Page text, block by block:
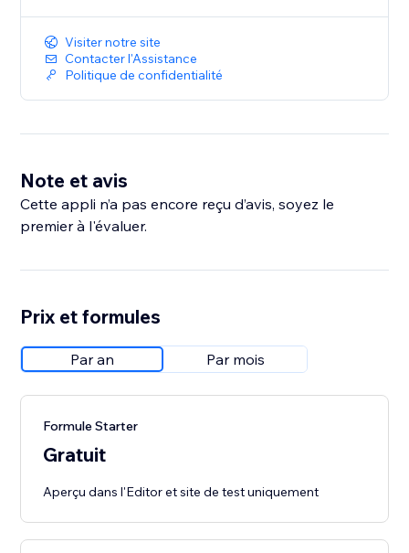
Visiter notre site
Contacter l'Assistance
Politique de confidentialité
Note et avis
Cette appli n’a pas encore reçu d’avis, soyez le
premier à l'évaluer.
Prix et formules
Par an Par mois
Formule Starter
Gratuit
Aperçu dans l'Editor et site de test uniquement